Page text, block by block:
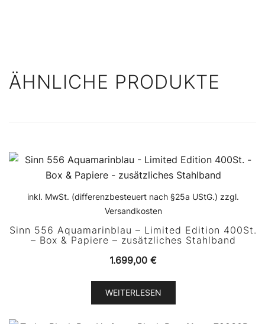
ÄHNLICHE PRODUKTE
inkl. MwSt. (differenzbesteuert nach §25a UStG.) zzgl.
Versandkosten
Sinn 556 Aquamarinblau – Limited Edition 400St.
– Box & Papiere – zusätzliches Stahlband
1.699,00 €
WEITERLESEN